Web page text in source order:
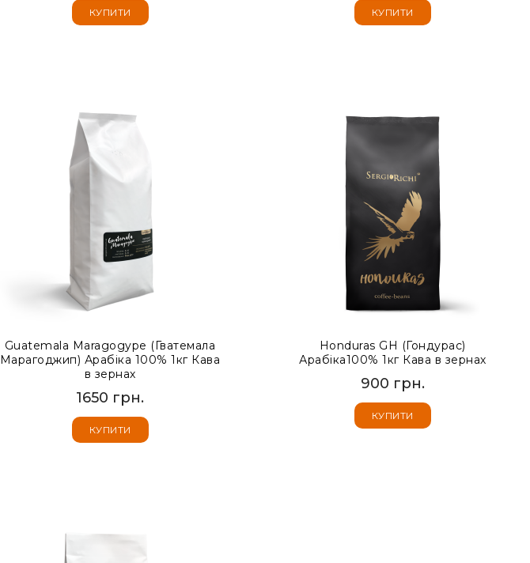
КУПИТИ КУПИТИ
Guatemala Maragogype (Гватемала
Марагоджип) Арабіка 100% 1кг Кава
в зернах
1650 грн.
КУПИТИ
Honduras GH (Гондурас)
Арабіка100% 1кг Кава в зернах
900 грн.
КУПИТИ